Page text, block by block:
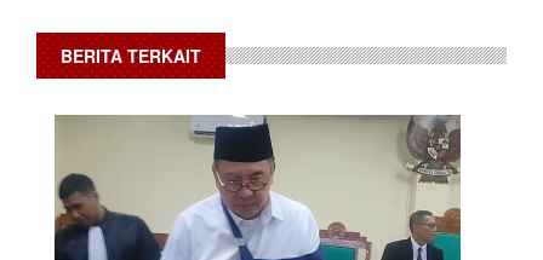
BERITA TERKAIT